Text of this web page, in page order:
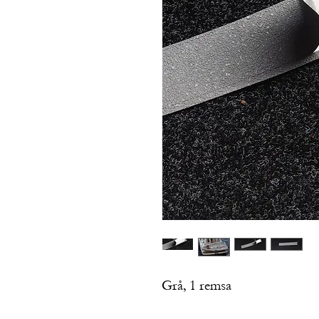
Grå, 1 remsa